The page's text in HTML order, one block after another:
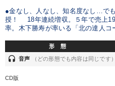
●金なし、人なし、知名度なし…で
授！ 18年連続増収。５年で売上
率。木下勝寿が率いる「北の達人コ
形 態
headset 音声 （どの形態でも内容は同じです）
CD版